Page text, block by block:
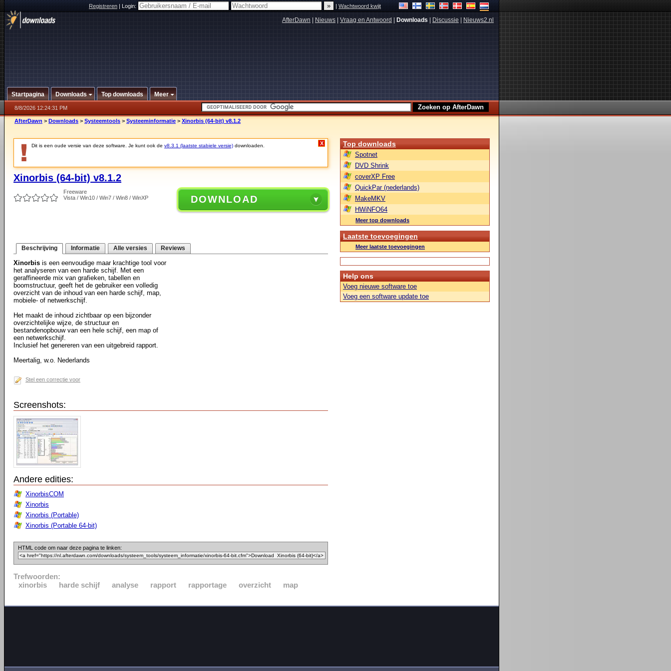
Registreren|Login: |Wachtwoord kwijt
AfterDawn Nieuws Vraag en Antwoord Downloads Discussie Nieuws2.nl
Startpagina Downloads Top downloads Meer
8/8/2026 12:24:31 PM
AfterDawn > Downloads > Systeemtools > Systeeminformatie > Xinorbis (64-bit) v8.1.2
Dit is een oude versie van deze software. Je kunt ook de v8.3.1 (laatste stabiele versie) downloaden. X
Xinorbis (64-bit) v8.1.2
Freeware
Vista / Win10 / Win7 / Win8 / WinXP
DOWNLOAD
Beschrijving Informatie Alle versies Reviews
Xinorbis is een eenvoudige maar krachtige tool voor
het analyseren van een harde schijf. Met een
geraffineerde mix van grafieken, tabellen en
boomstructuur, geeft het de gebruiker een volledig
overzicht van de inhoud van een harde schijf, map,
mobiele- of netwerkschijf.
Het maakt de inhoud zichtbaar op een bijzonder
overzichtelijke wijze, de structuur en
bestandenopbouw van een hele schijf, een map of
een netwerkschijf.
Inclusief het genereren van een uitgebreid rapport.
Meertalig, w.o. Nederlands
Stel een correctie voor
Screenshots:
Andere edities:
XinorbisCOM
Xinorbis
Xinorbis (Portable)
Xinorbis (Portable 64-bit)
HTML code om naar deze pagina te linken:
Trefwoorden:
xinorbis
harde schijf analyse rapport rapportage overzicht map
Top downloads
Spotnet
DVD Shrink
coverXP Free
QuickPar (nederlands)
MakeMKV
HWiNFO64
Meer top downloads
Laatste toevoegingen
Meer laatste toevoegingen
Help ons
Voeg nieuwe software toe
Voeg een software update toe